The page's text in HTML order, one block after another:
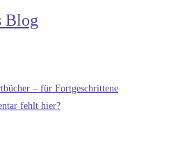
Blog
– für Fortgeschrittene
fehlt hier?